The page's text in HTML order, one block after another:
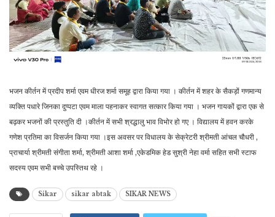
भजन कीर्तन में प्रदीप शर्मा एवम धीरज शर्मा समूह द्वारा किया गया । कीर्तन में शहर के सैकड़ों गणमान्य
व्यक्ति पधारे जिनका दुप्पटा एवम माला पहनाकर स्वागत सत्कार किया गया । भजन गायकों द्वारा एक से
बढ़कर भजनों की प्रस्तुति दी ।कीर्तन में सभी श्रद्धालु भाव विभोर हो गए । विद्यालय में हवन करके
गणेश प्रतिमा का विसर्जन किया गया ।इस अवसर पर विधालय के सेक्रेटरी श्रीमती आंचल चौधरी ,
प्राचार्या श्रीमती संगीता शर्मा, श्रीमती आशा शर्मा ,एकेडमिक हेड सुश्री नेहा वर्मा सहित सभी स्टाफ
सदस्य एवम सभी बच्चे उपस्तिथ रहे ।
Sikar sikar abtak SIKAR NEWS